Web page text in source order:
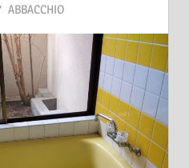
ABBACCHIO